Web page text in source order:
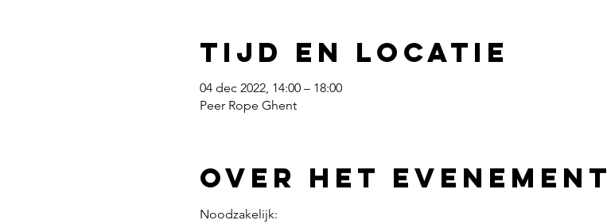
Tijd en locatie
04 dec 2022, 14:00 – 18:00
Peer Rope Ghent
Over het evenement
Noodzakelijk: